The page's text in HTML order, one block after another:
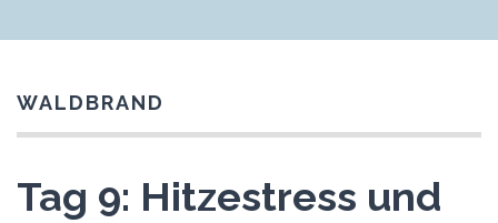
WALDBRAND
Tag 9: Hitzestress und